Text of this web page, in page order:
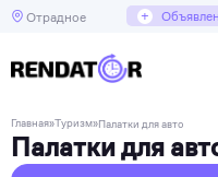
Отрадное +
Главная»Туризм»Палатки для авто
Палатки для